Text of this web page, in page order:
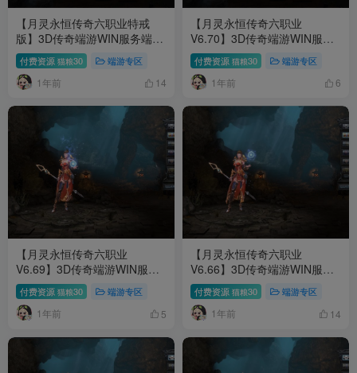
【月灵永恒传奇六职业特戒
版】3D传奇端游WIN服务端
+GM工具+PC客户端+架设教
程付费资源 猫粮30 端游专区
1年前 14
【月灵永恒传奇六职业
V6.70】3D传奇端游WIN服务
端+GM工具+PC客户端+架设
教程
付费资源 猫粮30 端游专区
1年前 6
【月灵永恒传奇六职业
V6.69】3D传奇端游WIN服务
端+PC客户端+架设教程
付费资源 猫粮30 端游专区
1年前 5
【月灵永恒传奇六职业
V6.66】3D传奇端游WIN服务
端+PC客户端+架设教程v
付费资源 猫粮30 端游专区
1年前 14